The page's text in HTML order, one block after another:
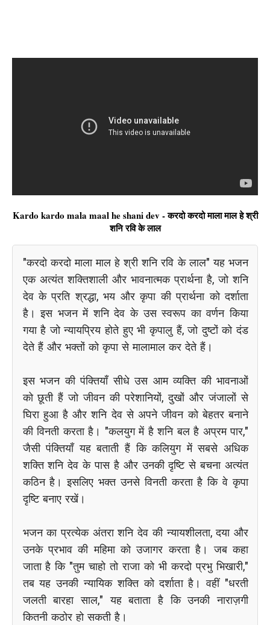
Kardo kardo mala maal he shani dev - करदो करदो माला माल हे श्री
शनि रवि के लाल
"करदो करदो माला माल हे श्री शनि रवि के लाल" यह भजन
एक अत्यंत शक्तिशाली और भावनात्मक प्रार्थना है, जो शनि
देव के प्रति श्रद्धा, भय और कृपा की प्रार्थना को दर्शाता
है। इस भजन में शनि देव के उस स्वरूप का वर्णन किया
गया है जो न्यायप्रिय होते हुए भी कृपालु हैं, जो दुष्टों को दंड
देते हैं और भक्तों को कृपा से मालामाल कर देते हैं।
इस भजन की पंक्तियाँ सीधे उस आम व्यक्ति की भावनाओं
को छूती हैं जो जीवन की परेशानियों, दुखों और जंजालों से
घिरा हुआ है और शनि देव से अपने जीवन को बेहतर बनाने
की विनती करता है। "कलयुग में है शनि बल है अप्रम पार,"
जैसी पंक्तियाँ यह बताती हैं कि कलियुग में सबसे अधिक
शक्ति शनि देव के पास है और उनकी दृष्टि से बचना अत्यंत
कठिन है। इसलिए भक्त उनसे विनती करता है कि वे कृपा
दृष्टि बनाए रखें।
भजन का प्रत्येक अंतरा शनि देव की न्यायशीलता, दया और
उनके प्रभाव की महिमा को उजागर करता है। जब कहा
जाता है कि "तुम चाहो तो राजा को भी करदो प्रभु भिखारी,"
तब यह उनकी न्यायिक शक्ति को दर्शाता है। वहीं "धरती
जलती बारहा साल," यह बताता है कि उनकी नाराज़गी
कितनी कठोर हो सकती है।